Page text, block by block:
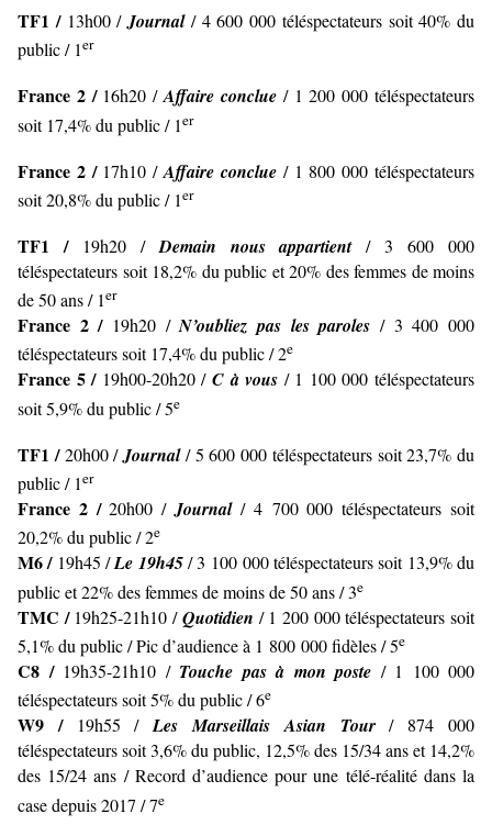
TF1 / 13h00 / Journal/ 4 600 000 téléspectateurs soit 40% du
public / 1er
France 2 / 16h20 /Affaire conclue / 1 200 000 téléspectateurs
soit 17,4% du public / 1er
France 2 / 17h10 /Affaire conclue / 1 800 000 téléspectateurs
soit 20,8% du public / 1er
TF1 / 19h20 / Demain nous appartient/ 3 600 000
téléspectateurs soit 18,2% du public et 20% des femmes de moins
de 50 ans / 1er
France 2 / 19h20 /N’oubliez pas les paroles/ 3 400 000
téléspectateurs soit 17,4% du public / 2e
France 5 / 19h00-20h20 / C à vous / 1 100 000 téléspectateurs
soit 5,9% du public / 5e
TF1 /20h00 /Journal/ 5 600 000 téléspectateurs soit 23,7% du
public / 1er
France 2 /20h00 / Journal/ 4 700 000 téléspectateurs soit
20,2% du public / 2e
M6 / 19h45 /Le 19h45/ 3 100 000 téléspectateurs soit 13,9% du
public et 22% des femmes de moins de 50 ans / 3e
TMC / 19h25-21h10 /Quotidien / 1 200 000 téléspectateurs soit
5,1% du public / Pic d’audience à 1 800 000 fidèles / 5e
C8 / 19h35-21h10 / Touche pas à mon poste / 1 100 000
téléspectateurs soit 5% du public / 6e
W9 / 19h55 /Les Marseillais Asian Tour/ 874 000
téléspectateurs soit 3,6% du public, 12,5% des 15/34 ans et 14,2%
des 15/24 ans / Record d’audience pour une télé-réalité dans la
case depuis 2017 / 7e